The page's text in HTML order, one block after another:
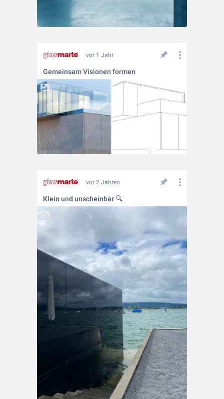
vor 1 Jahr
Gemeinsam Visionen formen
vor 2 Jahren
Klein und unscheinbar 🔍